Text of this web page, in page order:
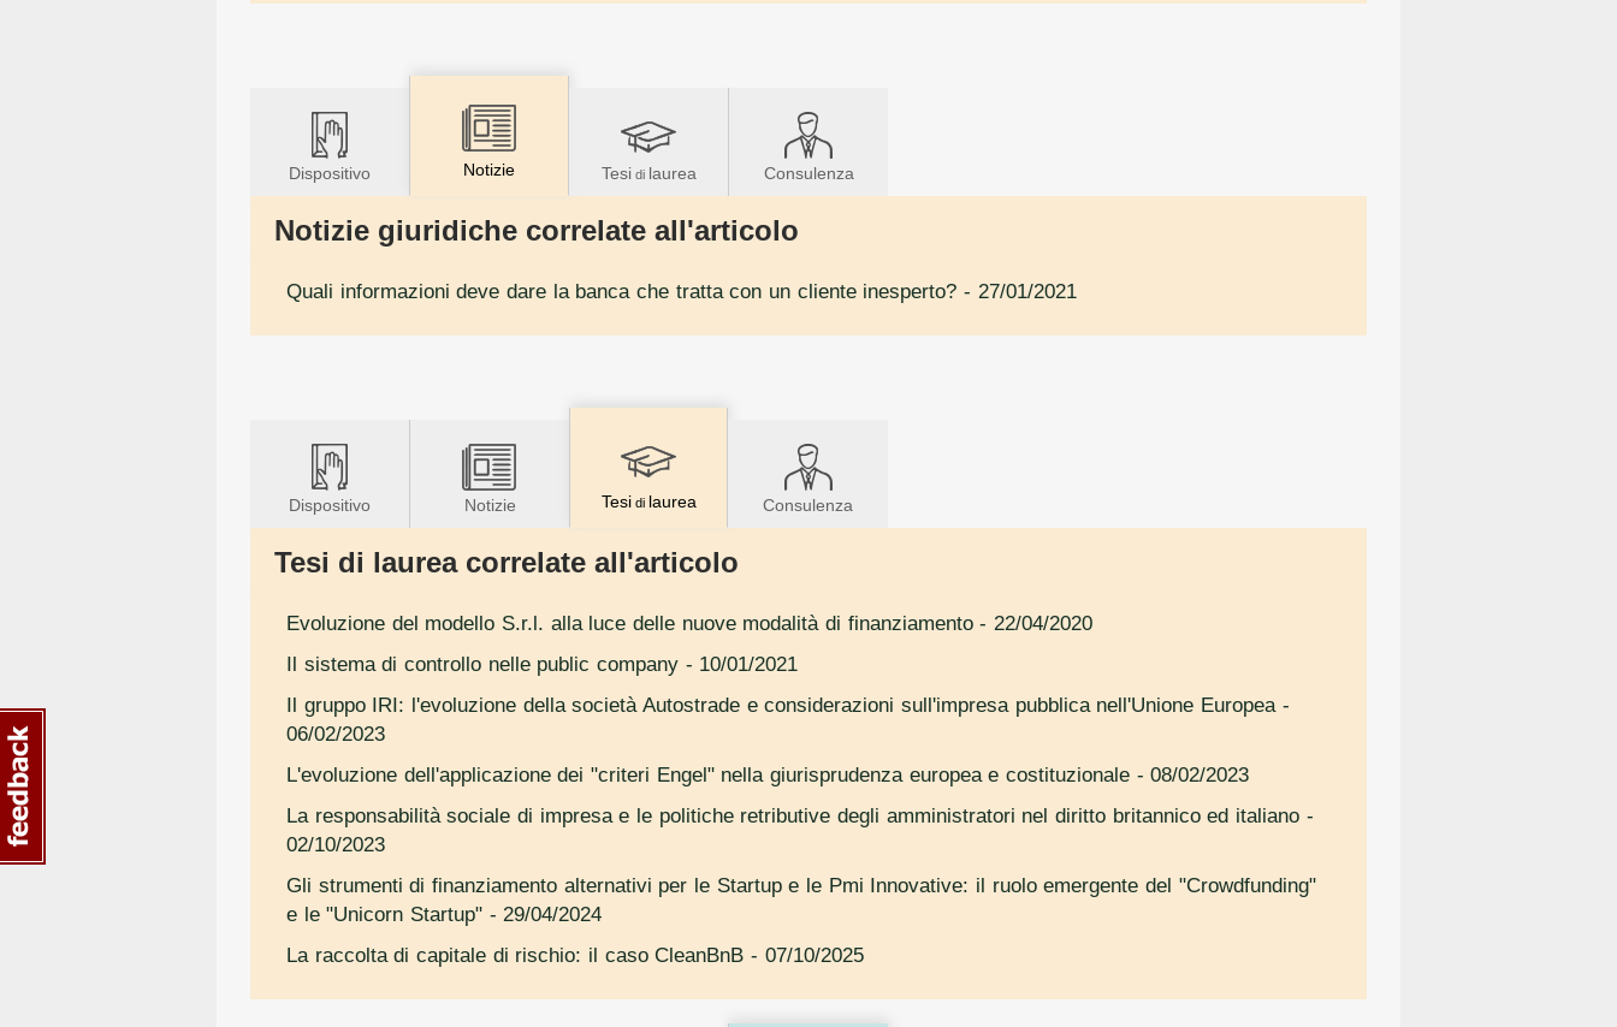
Dispositivo Notizie Tesidi laurea Consulenza
Notizie giuridiche correlate all'articolo
Quali informazioni deve dare la banca che tratta con un cliente inesperto? - 27/01/2021
Dispositivo Notizie Tesidi laurea Consulenza
Tesi di laurea correlate all'articolo
Evoluzione del modello S.r.l. alla luce delle nuove modalità di finanziamento- 22/04/2020
Il sistema di controllo nelle public company - 10/01/2021
Il gruppo IRI: l'evoluzione della società Autostrade e considerazioni sull'impresa pubblica nell'Unione Europea -
06/02/2023
L'evoluzione dell'applicazione dei "criteri Engel" nella giurisprudenza europea e costituzionale - 08/02/2023
La responsabilità sociale di impresa e le politiche retributive degli amministratori nel diritto britannico ed italiano -
02/10/2023
Gli strumenti di finanziamento alternativi per le Startup e le Pmi Innovative: il ruolo emergente del "Crowdfunding"
e le "Unicorn Startup" - 29/04/2024
La raccolta di capitale di rischio: il caso CleanBnB - 07/10/2025